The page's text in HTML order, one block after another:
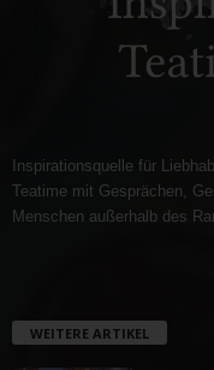
Inspirationsquelle für
Teatime mit Gesprächen,
Menschen außerhalb des
WEITERE ARTIKEL